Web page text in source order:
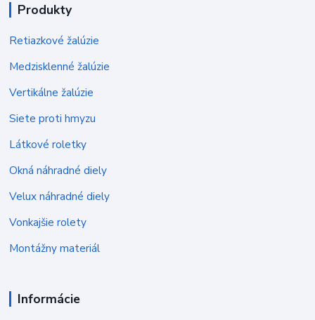
Produkty
Retiazkové žalúzie
Medzisklenné žalúzie
Vertikálne žalúzie
Siete proti hmyzu
Látkové roletky
Okná náhradné diely
Velux náhradné diely
Vonkajšie rolety
Montážny materiál
Informácie